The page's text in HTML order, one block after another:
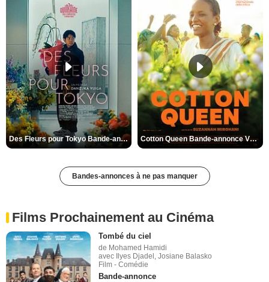
Des Fleurs pour Tokyo Bande-annonce VO STFR Cotton Queen Bande-annonce VO STFR
Bandes-annonces à ne pas manquer
Films Prochainement au Cinéma
Tombé du ciel
de Mohamed Hamidi
avec Ilyes Djadel, Josiane Balasko
Film - Comédie
Bande-annonce